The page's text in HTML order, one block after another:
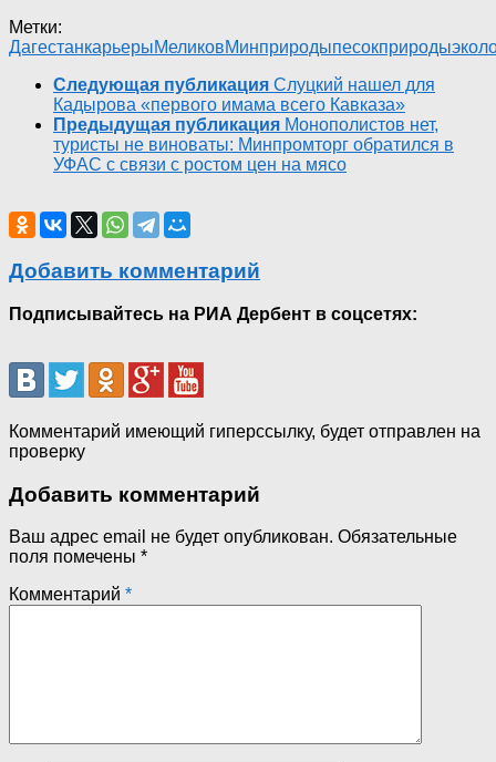
Метки:
ДагестанкарьерыМеликовМинприродыпесокприроды
Следующая публикация Слуцкий нашел для
Кадырова «первого имама всего Кавказа»
Предыдущая публикация Монополистов нет,
туристы не виноваты: Минпромторг обратился в
УФАС с связи с ростом цен на мясо
Добавить комментарий
Подписывайтесь на РИА Дербент в соцсетях:
Комментарий имеющий гиперссылку, будет отправлен на
проверку
Добавить комментарий
Ваш адрес email не будет опубликован. Обязательные
поля помечены *
Комментарий *